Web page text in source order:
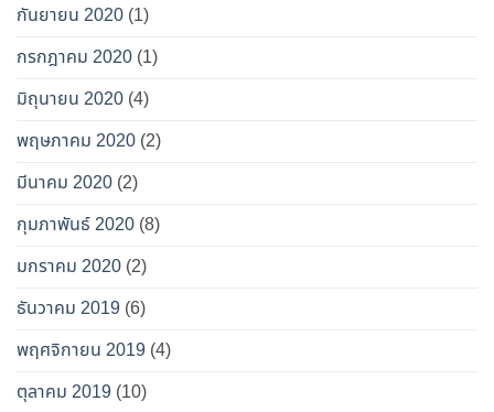
กันยายน 2020 (1)
กรกฎาคม 2020 (1)
มิถุนายน 2020 (4)
พฤษภาคม 2020 (2)
มีนาคม 2020 (2)
กุมภาพันธ์ 2020 (8)
มกราคม 2020 (2)
ธันวาคม 2019 (6)
พฤศจิกายน 2019 (4)
ตุลาคม 2019 (10)